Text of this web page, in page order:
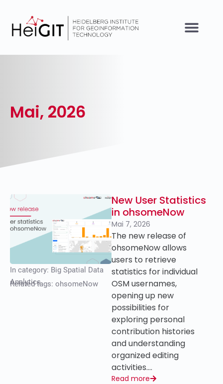
Mai, 2026
In category: Big Spatial Data
Analytics
Related tags: ohsomeNow
New User Statistics
in ohsomeNow
Mai 7, 2026
The new release of
ohsomeNow allows
users to retrieve
statistics for individual
OSM usernames,
opening up new
possibilities for
exploring personal
contribution histories
and understanding
organized editing
activities….
Read more